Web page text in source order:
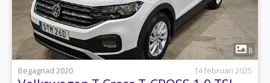
8
Begagnad 2020
14 februari 2025